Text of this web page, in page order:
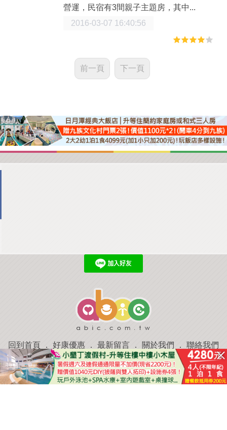
營運，民宿有3間親子主題房，其中...
2016-03-07 16:40:56
前一頁 下一頁
回到首頁 ． 好康優惠 ． 最新留言 ． 關於我們 ． 聯絡我們
部落格微件．商家合作．討論區．推薦景點． APP下載
羿磊資訊 服務條款&隱私權政策